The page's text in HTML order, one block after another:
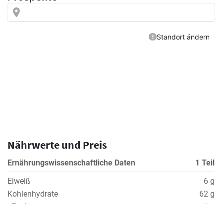
Nährwerte und Preis
Ernährungswissenschaftliche Daten
1 Teil
Eiweiß
6 g
Kohlenhydrate
62 g